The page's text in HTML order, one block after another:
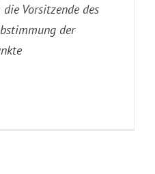
Vorsitzende des
der